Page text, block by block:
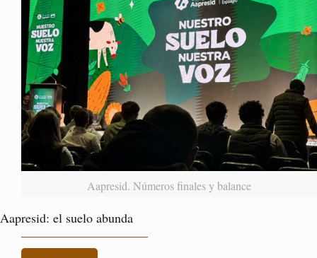
Aapresid. Números finales y balance
Aapresid: el suelo abunda